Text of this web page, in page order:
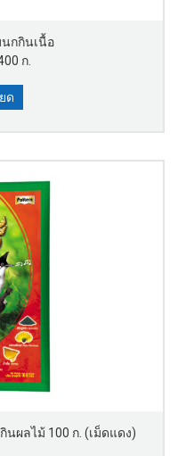
นกกินเนื้อ
ก.
ด
ผลไม้ 100 ก. (เม็ดแดง)